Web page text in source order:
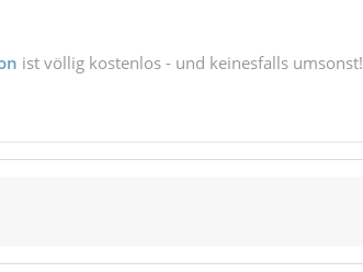
ist völlig kostenlos - und keinesfalls umsonst!